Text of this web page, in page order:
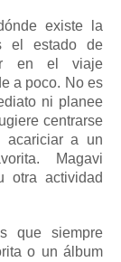
existe la
el estado de
en el viaje
a poco. No es
ni planee
centrarse
acariciar a un
Magavi
otra actividad
que siempre
o un álbum